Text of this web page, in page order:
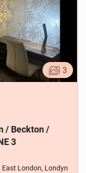
3
/ Beckton /
3
London, Londyn